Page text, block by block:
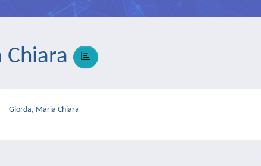
Giorda, Maria Chiara